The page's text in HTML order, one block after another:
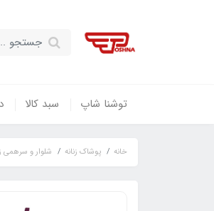
توشنا شاپ سبد کالا
خانه پوشاک زنانه شلوار و سرهمی